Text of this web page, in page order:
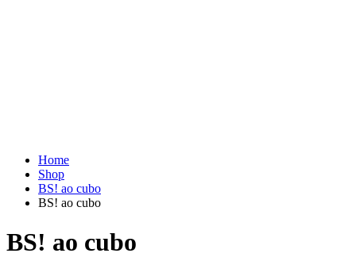
Home
Shop
BS! ao cubo
BS! ao cubo
BS! ao cubo